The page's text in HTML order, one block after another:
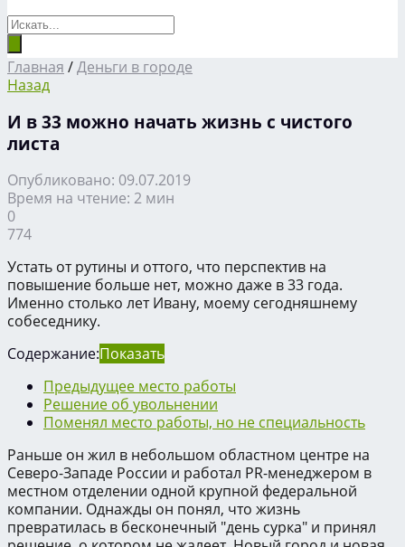
Главная /Деньги в городе
Назад
И в 33 можно начать жизнь с чистого
листа
Опубликовано: 09.07.2019
Время на чтение: 2 мин
0
774
Устать от рутины и оттого, что перспектив на
повышение больше нет, можно даже в 33 года.
Именно столько лет Ивану, моему сегодняшнему
собеседнику.
Содержание:Показать
Предыдущее место работы
Решение об увольнении
Поменял место работы, но не специальность
Раньше он жил в небольшом областном центре на
Северо-Западе России и работал PR-менеджером в
местном отделении одной крупной федеральной
компании. Однажды он понял, что жизнь
превратилась в бесконечный "день сурка" и принял